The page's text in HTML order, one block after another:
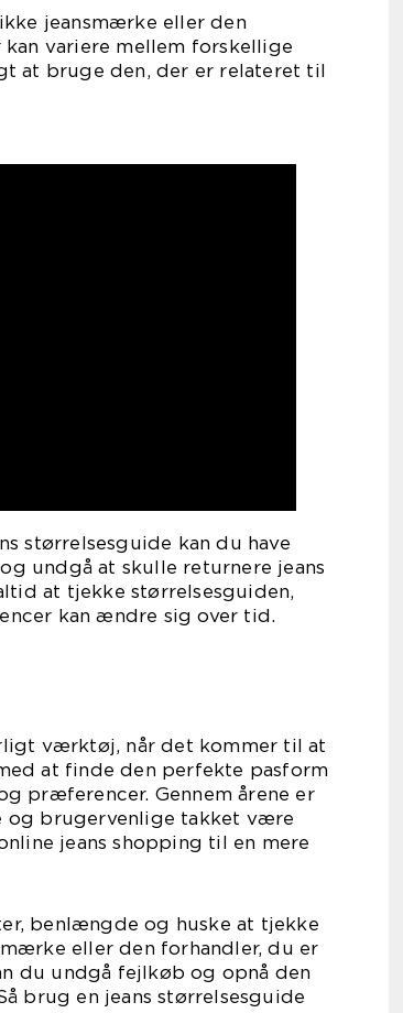
jeansmærke eller den
variere mellem forskellige
at bruge den, der er relateret til
størrelsesguide kan du have
undgå at skulle returnere jeans
at tjekke størrelsesguiden,
kan ændre sig over tid.
værktøj, når det kommer til at
at finde den perfekte pasform
præferencer. Gennem årene er
og brugervenlige takket være
jeans shopping til en mere
benlængde og huske at tjekke
eller den forhandler, du er
du undgå fejlkøb og opnå den
brug en jeans størrelsesguide